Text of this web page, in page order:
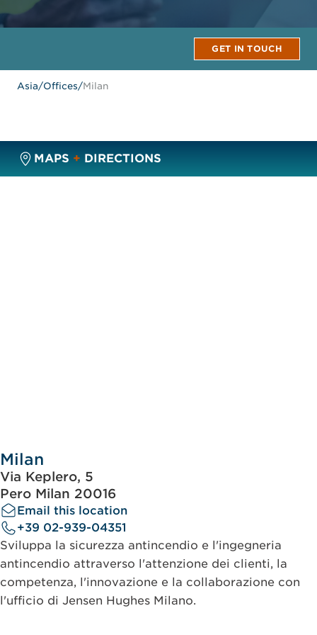
GET IN TOUCH
Asia/Offices/Milan
MAPS + DIRECTIONS
Milan
Via Keplero, 5
Pero Milan 20016
Email this location
+39 02-939-04351
Sviluppa la sicurezza antincendio e l'ingegneria
antincendio attraverso l'attenzione dei clienti, la
competenza, l'innovazione e la collaborazione con
l'ufficio di Jensen Hughes Milano.